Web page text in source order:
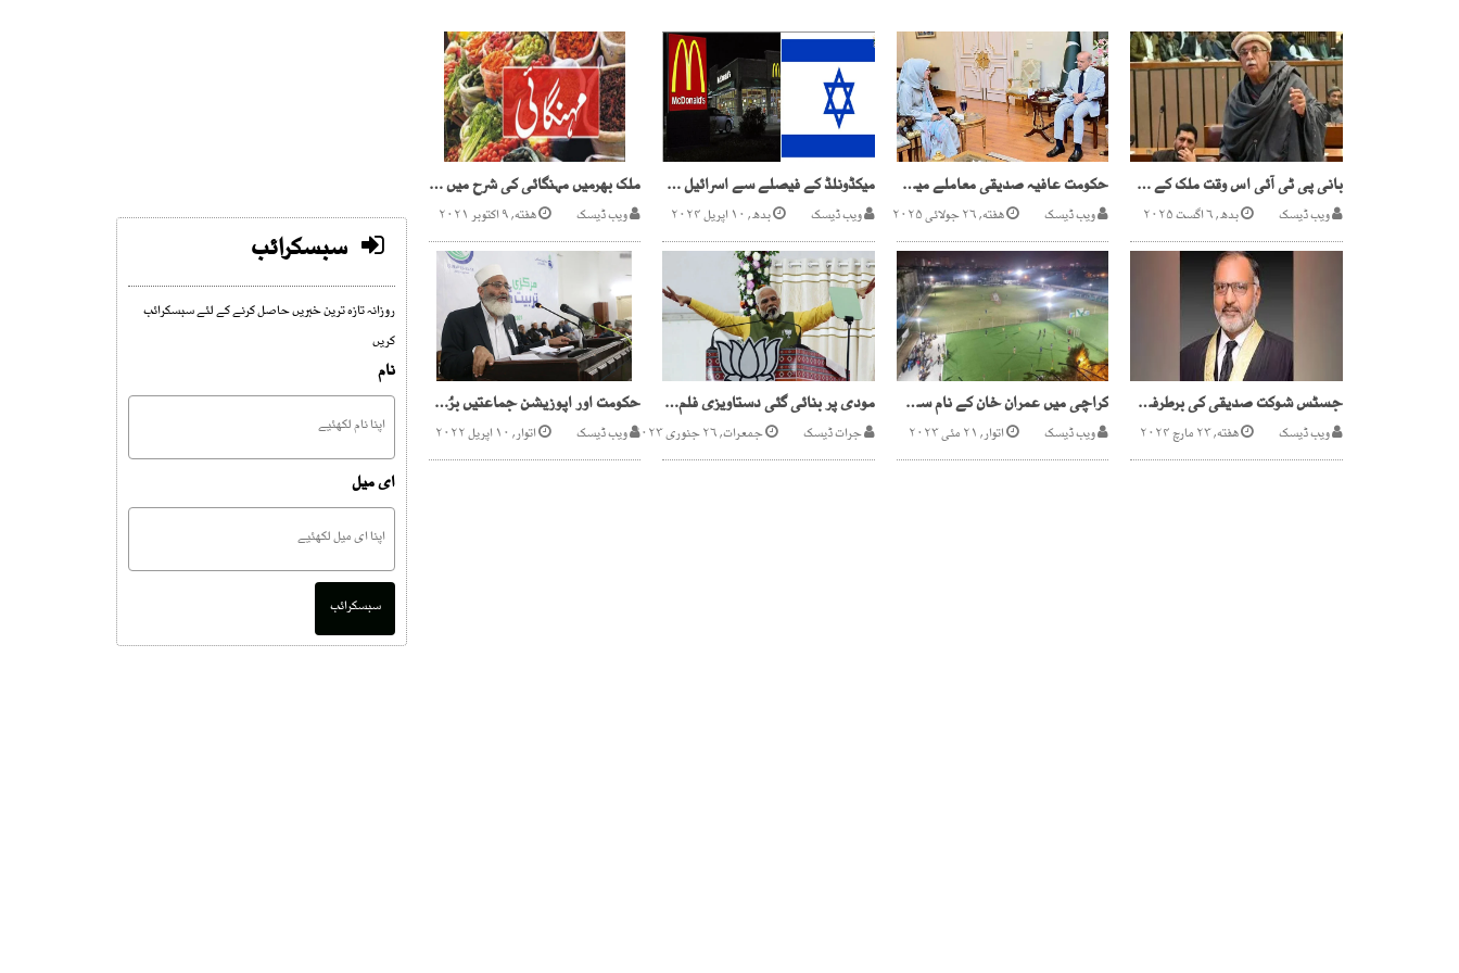
بانی پی ٹی آئی اس وقت ملک کے سب سے مقبول ترین لیڈر ہیں،محمود خان اچکزئی
ویب ڈیسک بدھ, ۶ اگست ۲۰۲۵
حکومت عافیہ صدیقی معاملے میں کسی طور بھی غافل نہیں( شہباز شریف)
ویب ڈیسک هفته, ۲۶ جولائی ۲۰۲۵
میکڈونلڈ کے فیصلے سے اسرائیل میں زلزلہ آگیا، بائیکاٹ کا امکان
ویب ڈیسک بدھ, ۱۰ اپریل ۲۰۲۴
ملک بھرمیں مہنگائی کی شرح میں اضافہ،آٹے کابحران سنگین
ویب ڈیسک هفته, ۹ اکتوبر ۲۰۲۱
جسٹس شوکت صدیقی کی برطرفی کا فیصلہ غیر قانونی قرار
ویب ڈیسک هفته, ۲۳ مارچ ۲۰۲۴
کراچی میں عمران خان کے نام سے منسوب گراؤنڈ سیل کردیا گیا
ویب ڈیسک اتوار, ۲۱ مئی ۲۰۲۳
مودی پر بنائی گئی دستاویزی فلم روکنے کی کوشش، امریکی موقف سامنے آ گیا
جرات ڈیسک جمعرات, ۲۶ جنوری ۲۰۲۳
حکومت اور اپوزیشن جماعتیں برُی طرح ایکسپوز ہو گئیں، سراج الحق
ویب ڈیسک اتوار, ۱۰ اپریل ۲۰۲۲
سبسکرائب
روزانہ تازہ ترین خبریں حاصل کرنے کے لئے سبسکرائب
کریں
نام
ای میل
سبسکرائب